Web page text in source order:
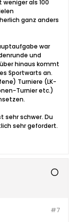
weniger als 100
ganz anders
war
und
hinaus kommt
Sportwarts an.
Turniere (LK-
Turnier etc.)
sehr schwer. Du
sehr gefordert.
#7